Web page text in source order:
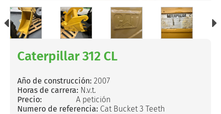
Caterpillar 312 CL
Año de construcción: 2007
Horas de carrera: N.v.t.
Precio:
A petición
Numero de referencia: Cat Bucket 3 Teeth